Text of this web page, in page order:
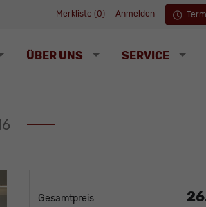
Merkliste (0) Anmelden
ÜBER UNS SERVICE
Gesamtpreis